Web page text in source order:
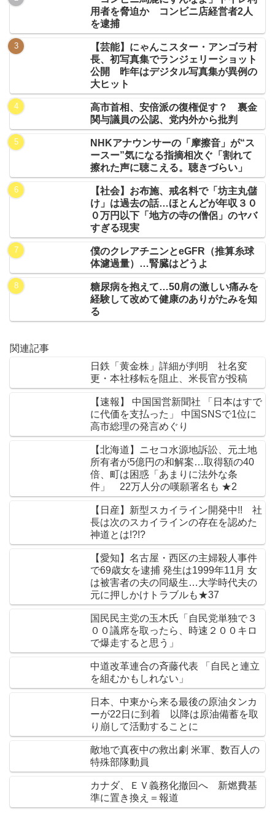
用者を脅迫か コンビニ店経営者2人
を逮捕
【芸能】にゃんこスター・アンゴラ村
長、初写真集でランジェリーショット
公開 昨年はデジタル写真集が異例の
大ヒット
高市首相、安倍派の復権促す？ 裏金
関与議員の公認、党内外から批判
NHKアナウンサーの「摩擦音」が“ス
ースー”気になる指摘相次ぐ「割れて
擦れた声に聴こえる。聴きづらい」
【社会】お布施、戒名料で「坊主丸儲
け」は過去の話…ほとんどが年収３０
０万円以下「地方の寺の僧侶」のヤバ
すぎる現実
僕のクレアチニンとeGFR（推算糸球
体濾過量）…腎臓はどうよ
糖尿病を抱えて…50肩の激しい痛みを
経験して改めて健康のありがたみを知
る
関連記事
日鉄「黄金株」詳細が判明 社名変
更・本社移転を阻止、米長官が投稿
【速報】 中国国営新聞社 「日本はすで
に代価を支払った」 中国SNSで1位に
高市総理の発言めぐり
【北海道】ニセコ水源地訴訟、元土地
所有者が5億円の和解案…取得額の40
倍、町は困惑「あまりに法外な条
件」 22万人分の嘆願署名も ★2
【日産】新型スカイライン開発中!! 社
長は次のスカイラインの存在を認めた
神道とは!?!?
【愛知】名古屋・西区の主婦殺人事件
で69歳女を逮捕 発生は1999年11月 女
は被害者の夫の同級生…大学時代夫の
元に押しかけトラブルも★37
国民民主党の玉木氏「自民党単独で３
００議席を取ったら、時速２００キロ
で爆走すると思う」
中道改革連合の斉藤代表 「自民と連立
を組むかもしれない」
日本、中東から来る最後の原油タンカ
ーが22日に到着 以降は原油備蓄を取
り崩して活動することに
敵地で真夜中の救出劇 米軍、数百人の
特殊部隊動員
カナダ、ＥＶ義務化撤回へ 新燃費基
準に置き換え＝報道